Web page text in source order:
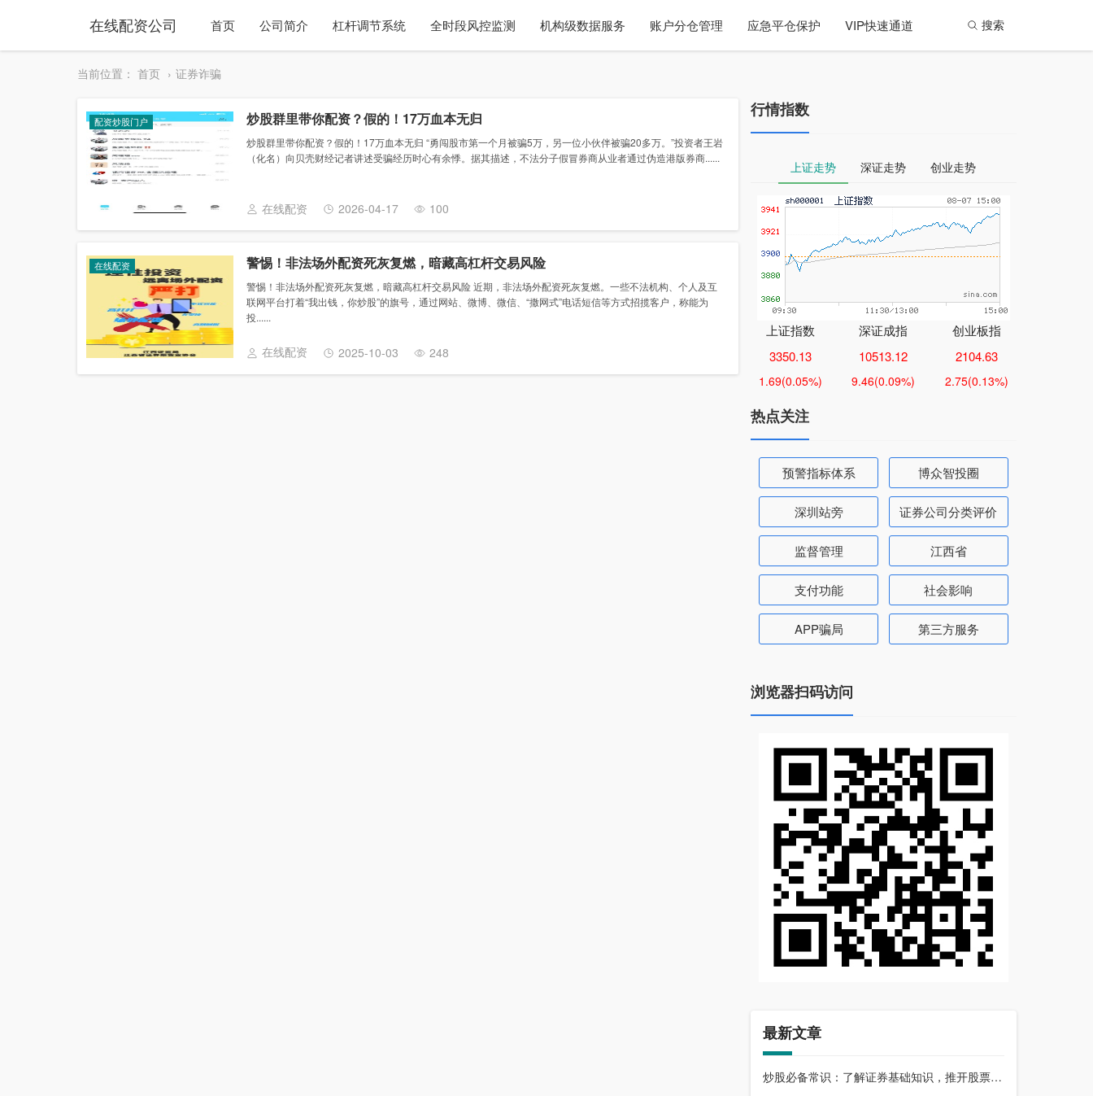
在线配资公司 首页 公司简介 杠杆调节系统 全时段风控监测 机构级数据服务 账户分仓管理 应急平仓保护 VIP快速通道 搜索
当前位置： 首页 证券诈骗
配资炒股门户 炒股群里带你配资？假的！17万血本无归
炒股群里带你配资？假的！17万血本无归 “勇闯股市第一个月被骗5万，另一位小伙伴被骗20多万。”投资者王岩
（化名）向贝壳财经记者讲述受骗经历时心有余悸。据其描述，不法分子假冒券商从业者通过伪造港版券商......
在线配资 2026-04-17 100
在线配资 警惕！非法场外配资死灰复燃，暗藏高杠杆交易风险
警惕！非法场外配资死灰复燃，暗藏高杠杆交易风险 近期，非法场外配资死灰复燃。一些不法机构、个人及互
联网平台打着“我出钱，你炒股”的旗号，通过网站、微博、微信、“撒网式”电话短信等方式招揽客户，称能为
投......
在线配资 2025-10-03 248
行情指数
上证走势 深证走势 创业走势
上证指数
3350.13
1.69(0.05%)
深证成指
10513.12
9.46(0.09%)
创业板指
2104.63
2.75(0.13%)
热点关注
预警指标体系 博众智投圈
深圳站旁 证券公司分类评价
监督管理 江西省
支付功能 社会影响
APP骗局 第三方服务
浏览器扫码访问
最新文章
炒股必备常识：了解证券基础知识，推开股票市场大门